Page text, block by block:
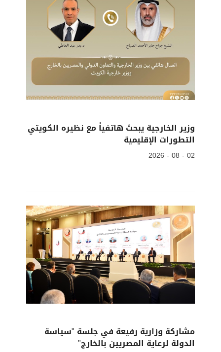
وزير الخارجية يبحث هاتفياً مع نظيره الكويتي
التطورات الإقليمية
02 - 08 - 2026
مشاركة وزارية رفيعة في جلسة "سياسة
الدولة لرعاية المصريين بالخارج"